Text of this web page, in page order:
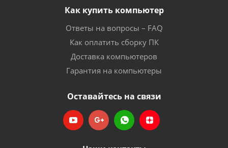
Как купить компьютер
Ответы на вопросы – FAQ
Как оплатить сборку ПК
Доставка компьютеров
Гарантия на компьютеры
Оставайтесь на связи